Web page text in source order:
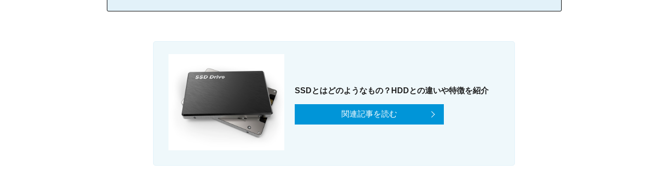
SSDとはどのようなもの？HDDとの違いや特徴を紹介
関連記事を読む